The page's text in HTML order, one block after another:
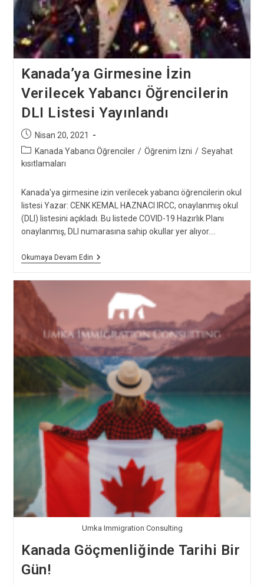
Kanada’ya Girmesine İzin
Verilecek Yabancı Öğrencilerin
DLI Listesi Yayınlandı
Post
published:
Nisan 20, 2021
Post
category:
Kanada Yabancı Öğrenciler / Öğrenim İzni / Seyahat
kısıtlamaları
Kanada'ya girmesine izin verilecek yabancı öğrencilerin okul
listesi Yazar: CENK KEMAL HAZNACI IRCC, onaylanmış okul
(DLI) listesini açıkladı. Bu listede COVID-19 Hazırlık Planı
onaylanmış, DLI numarasına sahip okullar yer alıyor.…
Okumaya Devam EdinKanada’ya
Yabancı
Öğrencilerin
Listesi
Yayınlandı
Umka Immigration Consulting
Kanada Göçmenliğinde Tarihi Bir
Gün!